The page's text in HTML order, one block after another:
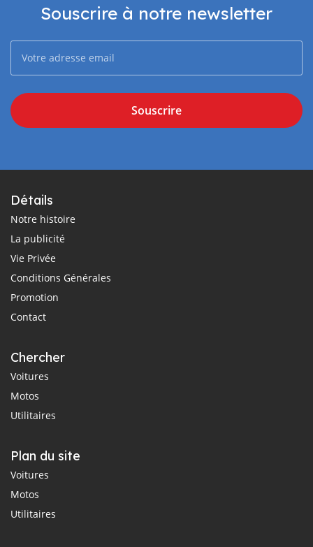
Souscrire à notre newsletter
Souscrire
Détails
Notre histoire
La publicité
Vie Privée
Conditions Générales
Promotion
Contact
Chercher
Voitures
Motos
Utilitaires
Plan du site
Voitures
Motos
Utilitaires